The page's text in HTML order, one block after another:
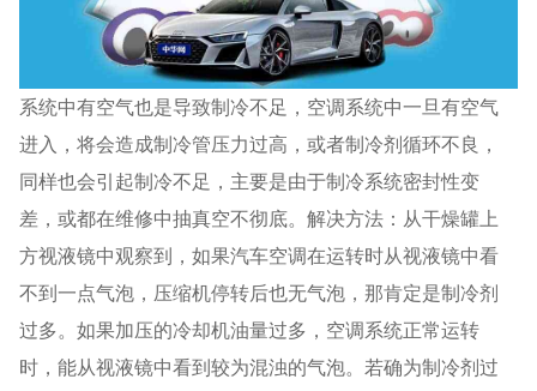
系统中有空气也是导致制冷不足，空调系统中一旦有空气
进入，将会造成制冷管压力过高，或者制冷剂循环不良，
同样也会引起制冷不足，主要是由于制冷系统密封性变
差，或都在维修中抽真空不彻底。解决方法：从干燥罐上
方视液镜中观察到，如果汽车空调在运转时从视液镜中看
不到一点气泡，压缩机停转后也无气泡，那肯定是制冷剂
过多。如果加压的冷却机油量过多，空调系统正常运转
时，能从视液镜中看到较为混浊的气泡。若确为制冷剂过